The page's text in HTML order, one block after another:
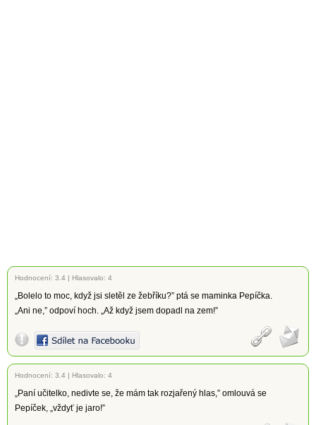
Hodnocení: 3.4 | Hlasovalo: 4
„Bolelo to moc, když jsi sletěl ze žebříku?” ptá se maminka Pepíčka.
„Ani ne,” odpoví hoch. „Až když jsem dopadl na zem!”
Hodnocení: 3.4 | Hlasovalo: 4
„Paní učitelko, nedivte se, že mám tak rozjařený hlas,” omlouvá se
Pepíček, „vždyť je jaro!”